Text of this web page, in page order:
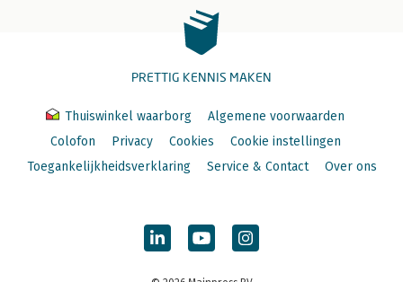
PRETTIG KENNIS MAKEN
Thuiswinkel waarborg
Algemene voorwaarden
Colofon
Privacy Cookies
Cookie instellingen
Toegankelijkheidsverklaring
Service & Contact Over ons